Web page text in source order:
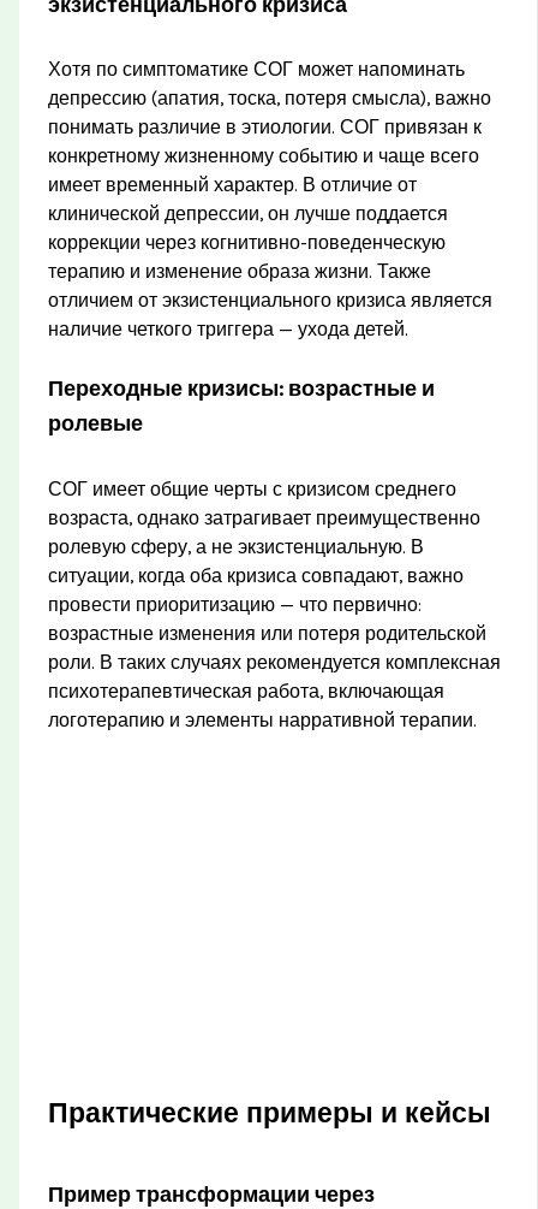
Хотя по симптоматике СОГ может напоминать
депрессию (апатия, тоска, потеря смысла), важно
понимать различие в этиологии. СОГ привязан к
конкретному жизненному событию и чаще всего
имеет временный характер. В отличие от
клинической депрессии, он лучше поддается
коррекции через когнитивно-поведенческую
терапию и изменение образа жизни. Также
отличием от экзистенциального кризиса является
наличие четкого триггера — ухода детей.
Переходные кризисы: возрастные и
ролевые
СОГ имеет общие черты с кризисом среднего
возраста, однако затрагивает преимущественно
ролевую сферу, а не экзистенциальную. В
ситуации, когда оба кризиса совпадают, важно
провести приоритизацию — что первично:
возрастные изменения или потеря родительской
роли. В таких случаях рекомендуется комплексная
психотерапевтическая работа, включающая
логотерапию и элементы нарративной терапии.
Практические примеры и кейсы
Пример трансформации через